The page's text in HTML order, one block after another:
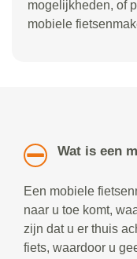
mogelijkheden, of
mobiele
Wat is een
Een mobiele
naar u toe komt,
zijn dat u er thuis
fiets, waardoor u